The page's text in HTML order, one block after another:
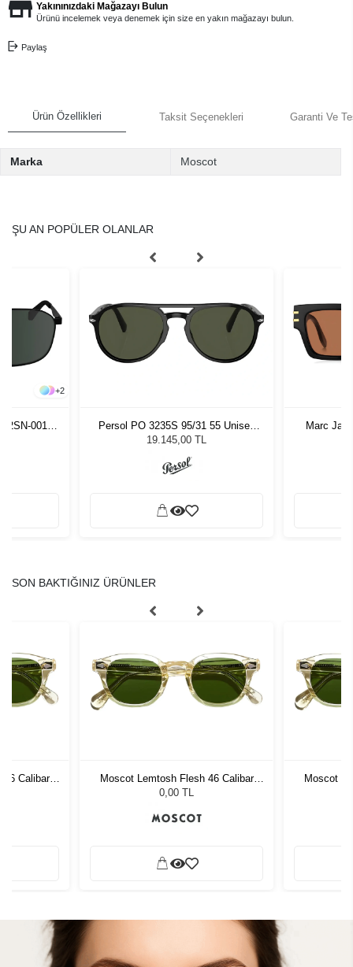
Yakınınızdaki Mağazayı Bulun
Ürünü incelemek veya denemek için size en yakın mağazayı bulun.
Paylaş
Ürün Özellikleri Taksit Seçenekleri Garanti Ve
Marka Moscot
ŞU AN POPÜLER OLANLAR
+2
001
Persol PO 3235S 95/31 55 Unisex
Güneş Gözlüğü
19.145,00 TL
Marc
SON BAKTIĞINIZ ÜRÜNLER
Calibar
Moscot Lemtosh Flesh 46 Calibar
Green
0,00 TL
Moscot